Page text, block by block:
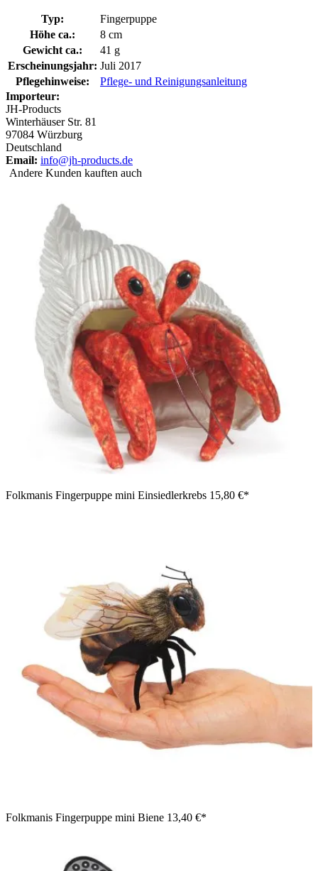
Typ:
Fingerpuppe
Höhe ca.:
8 cm
Gewicht ca.:
41 g
Erscheinungsjahr: Juli 2017
Pflegehinweise:
Pflege- und Reinigungsanleitung
Importeur:
JH-Products
Winterhäuser Str. 81
97084 Würzburg
Deutschland
Email: info@jh-products.de
Andere Kunden kauften auch
Folkmanis Fingerpuppe mini Einsiedlerkrebs 15,80 €*
Folkmanis Fingerpuppe mini Biene 13,40 €*